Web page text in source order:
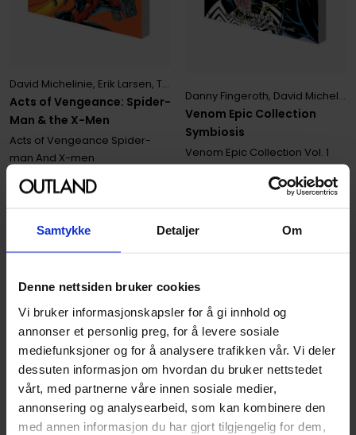
Samtykke Detaljer Om
Denne nettsiden bruker cookies
Vi bruker informasjonskapsler for å gi innhold og
annonser et personlig preg, for å levere sosiale
mediefunksjoner og for å analysere trafikken vår. Vi deler
dessuten informasjon om hvordan du bruker nettstedet
vårt, med partnerne våre innen sosiale medier,
annonsering og analysearbeid, som kan kombinere den
med annen informasjon du har gjort tilgjengelig for dem,
Acts of Vengeance: Spider-
Man & the X-Men
David Michelinie, Erik Larsen, Todd McFarlane
Acts of Vengeance Spider-
man And X-men
Paperback · Engelsk
Venom Epic Collection
Symbiosis
Danny Fingeroth, David Michelinie
Venom Epic Collection Vol. 1
999